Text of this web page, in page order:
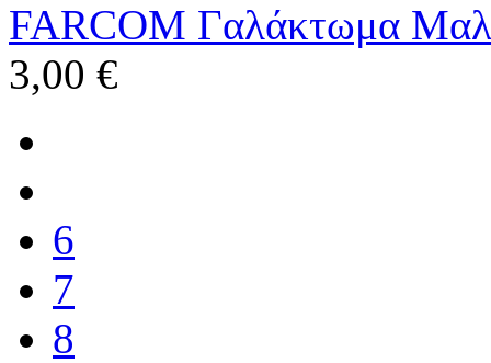
FARCOM Γαλάκτωμα
3,00 €
6
7
8